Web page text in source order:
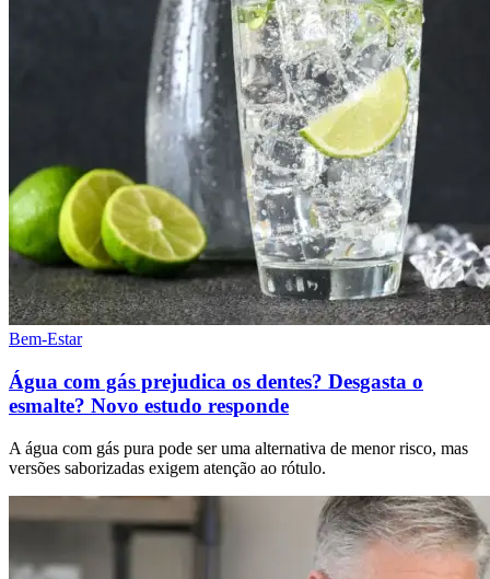
Bem-Estar
Água com gás prejudica os dentes? Desgasta o
esmalte? Novo estudo responde
A água com gás pura pode ser uma alternativa de menor risco, mas
versões saborizadas exigem atenção ao rótulo.